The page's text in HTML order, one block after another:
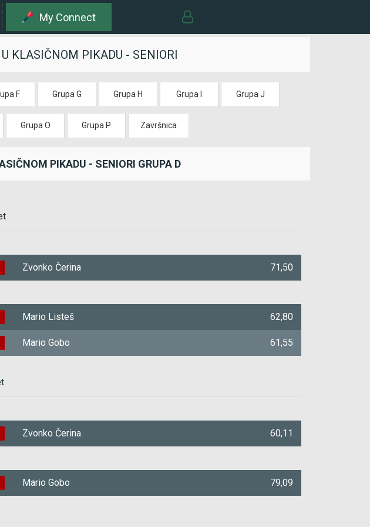
My Connect
KLASIČNOM PIKADU - SENIORI
F Grupa G Grupa H Grupa I Grupa J
Grupa O Grupa P Završnica
PIKADU - SENIORI GRUPA D
71,50
Zvonko Čerina
62,80
Mario Listeš
61,55
Mario Gobo
60,11
Zvonko Čerina
79,09
Mario Gobo